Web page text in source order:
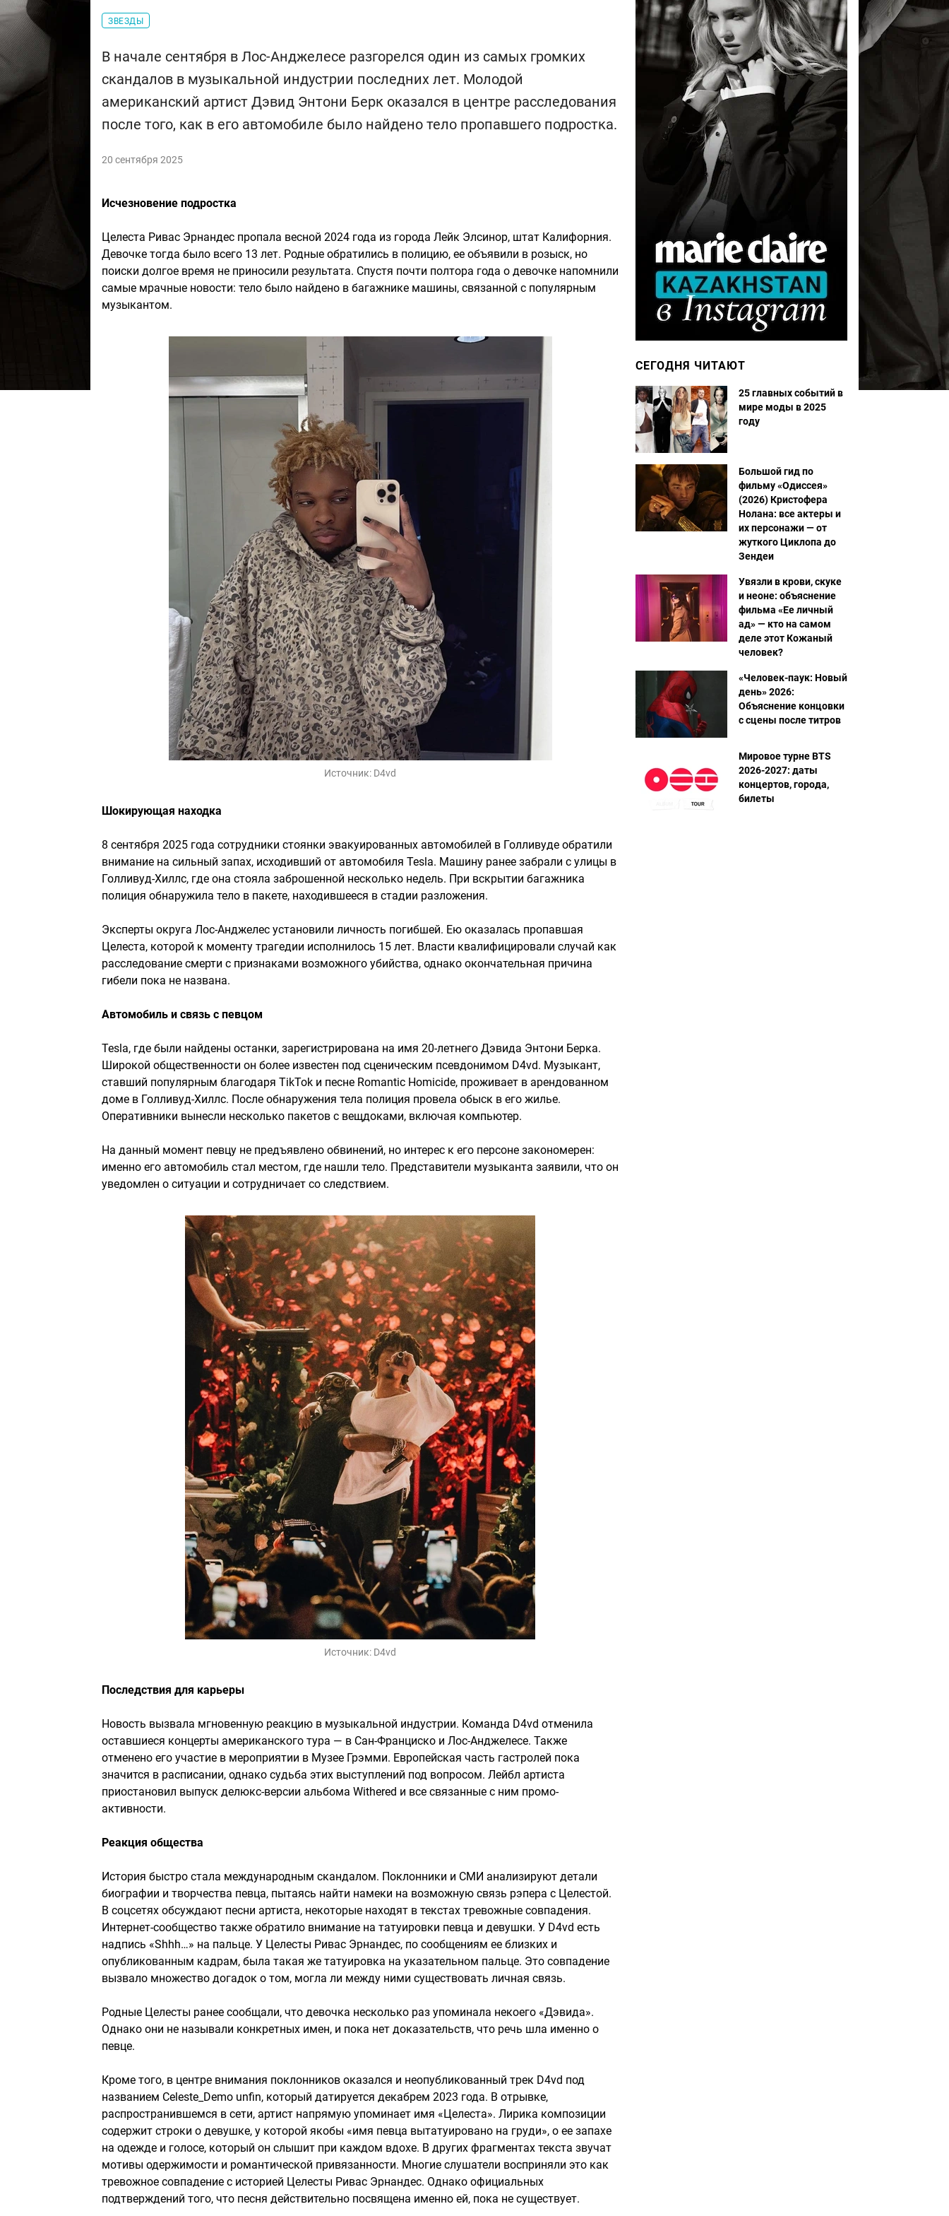
ЗВЕЗДЫ
В начале сентября в Лос-Анджелесе разгорелся один из самых громких
скандалов в музыкальной индустрии последних лет. Молодой
американский артист Дэвид Энтони Берк оказался в центре расследования
после того, как в его автомобиле было найдено тело пропавшего подростка.
20 сентября 2025
Исчезновение подростка
Целеста Ривас Эрнандес пропала весной 2024 года из города Лейк Элсинор, штат Калифорния.
Девочке тогда было всего 13 лет. Родные обратились в полицию, ее объявили в розыск, но
поиски долгое время не приносили результата. Спустя почти полтора года о девочке напомнили
самые мрачные новости: тело было найдено в багажнике машины, связанной с популярным
музыкантом.
Источник: D4vd
Шокирующая находка
8 сентября 2025 года сотрудники стоянки эвакуированных автомобилей в Голливуде обратили
внимание на сильный запах, исходивший от автомобиля Tesla. Машину ранее забрали с улицы в
Голливуд-Хиллс, где она стояла заброшенной несколько недель. При вскрытии багажника
полиция обнаружила тело в пакете, находившееся в стадии разложения.
Эксперты округа Лос-Анджелес установили личность погибшей. Ею оказалась пропавшая
Целеста, которой к моменту трагедии исполнилось 15 лет. Власти квалифицировали случай как
расследование смерти с признаками возможного убийства, однако окончательная причина
гибели пока не названа.
Автомобиль и связь с певцом
Tesla, где были найдены останки, зарегистрирована на имя 20-летнего Дэвида Энтони Берка.
Широкой общественности он более известен под сценическим псевдонимом D4vd. Музыкант,
ставший популярным благодаря TikTok и песне Romantic Homicide, проживает в арендованном
доме в Голливуд-Хиллс. После обнаружения тела полиция провела обыск в его жилье.
Оперативники вынесли несколько пакетов с вещдоками, включая компьютер.
На данный момент певцу не предъявлено обвинений, но интерес к его персоне закономерен:
именно его автомобиль стал местом, где нашли тело. Представители музыканта заявили, что он
уведомлен о ситуации и сотрудничает со следствием.
Источник: D4vd
Последствия для карьеры
Новость вызвала мгновенную реакцию в музыкальной индустрии. Команда D4vd отменила
оставшиеся концерты американского тура — в Сан-Франциско и Лос-Анджелесе. Также
отменено его участие в мероприятии в Музее Грэмми. Европейская часть гастролей пока
значится в расписании, однако судьба этих выступлений под вопросом. Лейбл артиста
приостановил выпуск делюкс-версии альбома Withered и все связанные с ним промо-
активности.
Реакция общества
История быстро стала международным скандалом. Поклонники и СМИ анализируют детали
биографии и творчества певца, пытаясь найти намеки на возможную связь рэпера с Целестой.
В соцсетях обсуждают песни артиста, некоторые находят в текстах тревожные совпадения.
Интернет-сообщество также обратило внимание на татуировки певца и девушки. У D4vd есть
надпись «Shhh…» на пальце. У Целесты Ривас Эрнандес, по сообщениям ее близких и
опубликованным кадрам, была такая же татуировка на указательном пальце. Это совпадение
вызвало множество догадок о том, могла ли между ними существовать личная связь.
Родные Целесты ранее сообщали, что девочка несколько раз упоминала некоего «Дэвида».
Однако они не называли конкретных имен, и пока нет доказательств, что речь шла именно о
певце.
Кроме того, в центре внимания поклонников оказался и неопубликованный трек D4vd под
названием Celeste_Demo unfin, который датируется декабрем 2023 года. В отрывке,
распространившемся в сети, артист напрямую упоминает имя «Целеста». Лирика композиции
содержит строки о девушке, у которой якобы «имя певца вытатуировано на груди», о ее запахе
на одежде и голосе, который он слышит при каждом вдохе. В других фрагментах текста звучат
мотивы одержимости и романтической привязанности. Многие слушатели восприняли это как
тревожное совпадение с историей Целесты Ривас Эрнандес. Однако официальных
подтверждений того, что песня действительно посвящена именно ей, пока не существует.
СЕГОДНЯ ЧИТАЮТ
25 главных событий в
мире моды в 2025
году
Большой гид по
фильму «Одиссея»
(2026) Кристофера
Нолана: все актеры и
их персонажи — от
жуткого Циклопа до
Зендеи
Увязли в крови, скуке
и неоне: объяснение
фильма «Ее личный
ад» — кто на самом
деле этот Кожаный
человек?
«Человек-паук: Новый
день» 2026:
Объяснение концовки
с сцены после титров
Мировое турне BTS
2026-2027: даты
концертов, города,
билеты